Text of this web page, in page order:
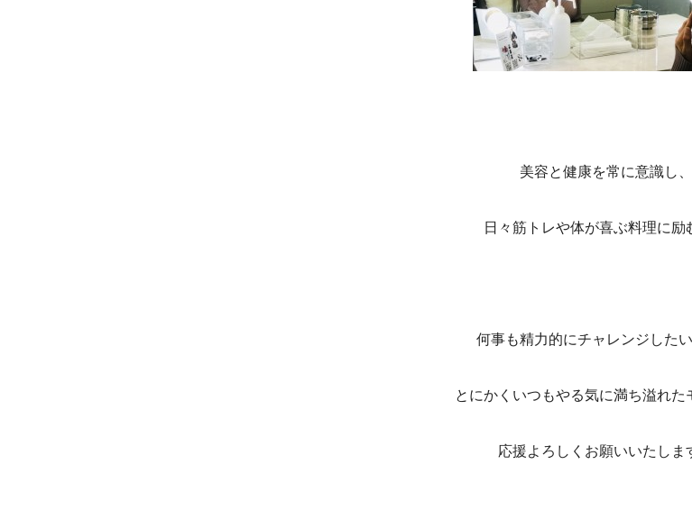
美容と健康を常に意識し、
日々筋トレや体が喜ぶ料理に励
何事も精力的にチャレンジした
とにかくいつもやる気に満ち溢れた
応援よろしくお願いいたしま